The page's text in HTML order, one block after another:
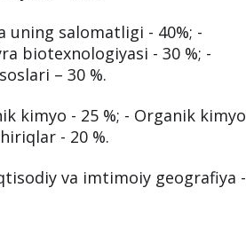
uning salomatligi - 40%; -
biotexnologiyasi - 30 %; -
– 30 %.
kimyo - 25 %; - Organik kimyo
- 20 %.
va imtimoiy geografiya -